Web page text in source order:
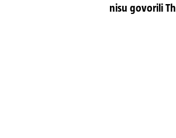
nisu govorili